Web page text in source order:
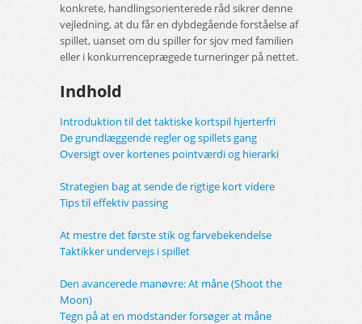
konkrete, handlingsorienterede råd sikrer denne
vejledning, at du får en dybdegående forståelse af
spillet, uanset om du spiller for sjov med familien
eller i konkurrenceprægede turneringer på nettet.
Indhold
Introduktion til det taktiske kortspil hjerterfri
De grundlæggende regler og spillets gang
Oversigt over kortenes pointværdi og hierarki
Strategien bag at sende de rigtige kort videre
Tips til effektiv passing
At mestre det første stik og farvebekendelse
Taktikker undervejs i spillet
Den avancerede manøvre: At måne (Shoot the
Moon)
Tegn på at en modstander forsøger at måne